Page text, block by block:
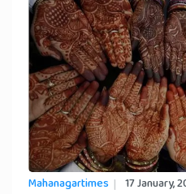
Mahanagartimes 17 January,